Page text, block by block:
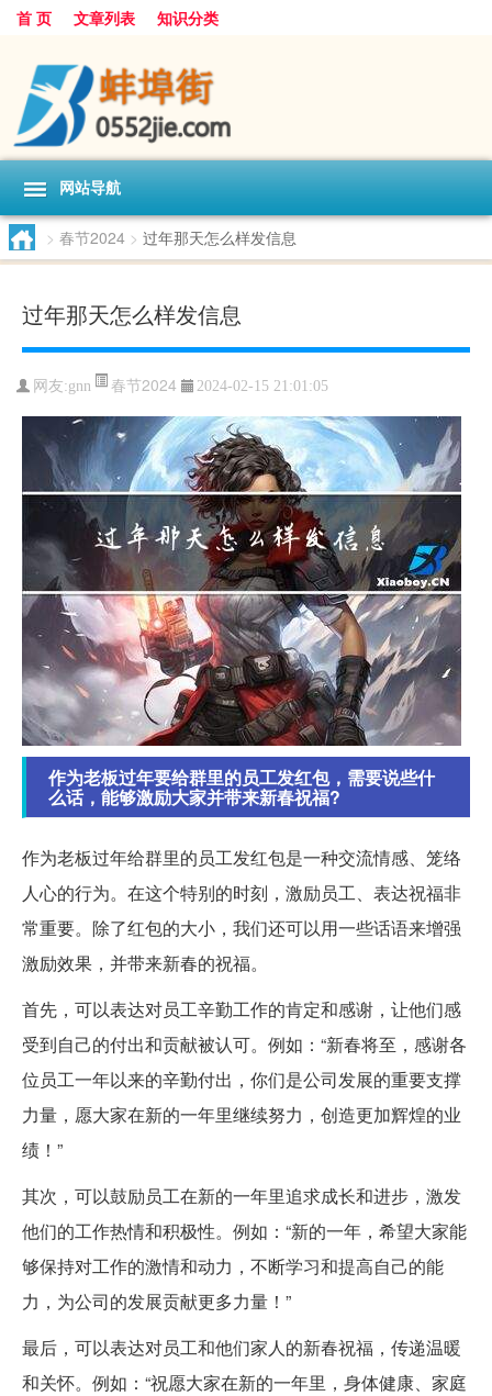
首 页 文章列表 知识分类
网站导航
> 春节2024 > 过年那天怎么样发信息
过年那天怎么样发信息
网友:gnn 春节2024 2024-02-15 21:01:05
作为老板过年要给群里的员工发红包，需要说些什
么话，能够激励大家并带来新春祝福?
作为老板过年给群里的员工发红包是一种交流情感、笼络
人心的行为。在这个特别的时刻，激励员工、表达祝福非
常重要。除了红包的大小，我们还可以用一些话语来增强
激励效果，并带来新春的祝福。
首先，可以表达对员工辛勤工作的肯定和感谢，让他们感
受到自己的付出和贡献被认可。例如：“新春将至，感谢各
位员工一年以来的辛勤付出，你们是公司发展的重要支撑
力量，愿大家在新的一年里继续努力，创造更加辉煌的业
绩！”
其次，可以鼓励员工在新的一年里追求成长和进步，激发
他们的工作热情和积极性。例如：“新的一年，希望大家能
够保持对工作的激情和动力，不断学习和提高自己的能
力，为公司的发展贡献更多力量！”
最后，可以表达对员工和他们家人的新春祝福，传递温暖
和关怀。例如：“祝愿大家在新的一年里，身体健康、家庭